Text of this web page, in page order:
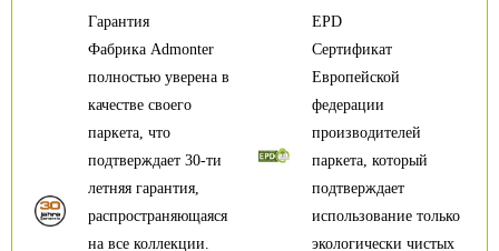
EPD
Сертификат
Европейской
федерации
производителей
паркета, который
подтверждает
использование только
экологически чистых
Гарантия
Фабрика Admonter
полностью уверена в
качестве своего
паркета, что
подтверждает 30-ти
летняя гарантия,
распространяющаяся
на все коллекции.